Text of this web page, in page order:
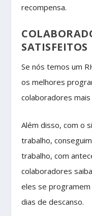
recompensa.
SATISFEITOS
Se nós temos um
os melhores
colaboradores
Além disso, com o
trabalho,
trabalho, com
colaboradores
eles se
dias de descanso.